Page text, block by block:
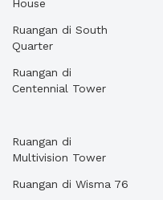
House
Ruangan di South
Quarter
Ruangan di
Centennial Tower
Ruangan di
Multivision Tower
Ruangan di Wisma 76